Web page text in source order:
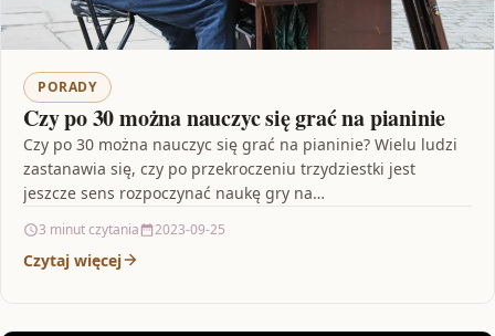
PORADY
Czy po 30 można nauczyc się grać na pianinie
Czy po 30 można nauczyc się grać na pianinie? Wielu ludzi
zastanawia się, czy po przekroczeniu trzydziestki jest
jeszcze sens rozpoczynać naukę gry na…
3 minut czytania 2023-09-25
Czytaj więcej